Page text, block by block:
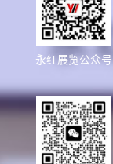
永红展览公众号